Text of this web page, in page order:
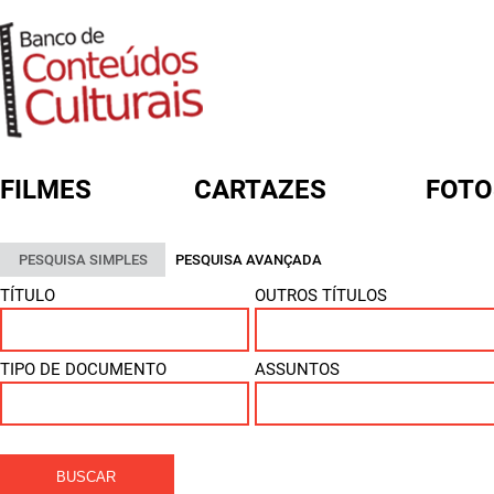
FILMES CARTAZES
PESQUISA SIMPLES PESQUISA AVANÇADA
TÍTULO OUTROS TÍTULOS
TIPO DE DOCUMENTO ASSUNTOS
FORMULÁRIO DE BUSCA